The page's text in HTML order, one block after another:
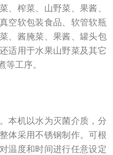
、榨菜、山野菜、果酱、
空软包装食品、软管软瓶
、酱腌菜、果酱、罐头包
适用于水果山野菜及其它
等工序。
本机以水为灭菌介质，分
体采用不锈钢制作。可根
温度和时间进行任意设定